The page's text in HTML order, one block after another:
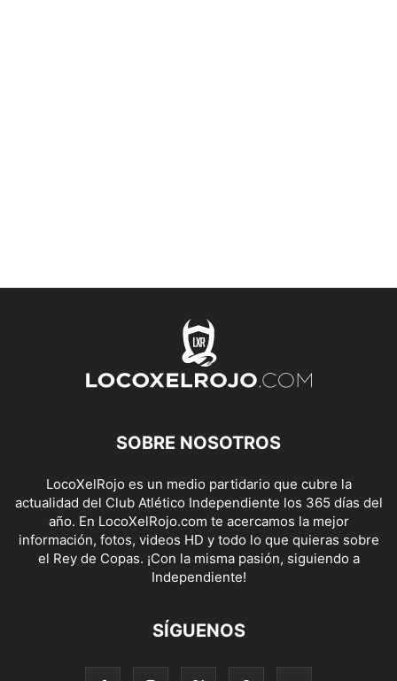
SOBRE NOSOTROS
LocoXelRojo es un medio partidario que cubre la
actualidad del Club Atlético Independiente los 365 días del
año. En LocoXelRojo.com te acercamos la mejor
información, fotos, videos HD y todo lo que quieras sobre
el Rey de Copas. ¡Con la misma pasión, siguiendo a
Independiente!
SÍGUENOS